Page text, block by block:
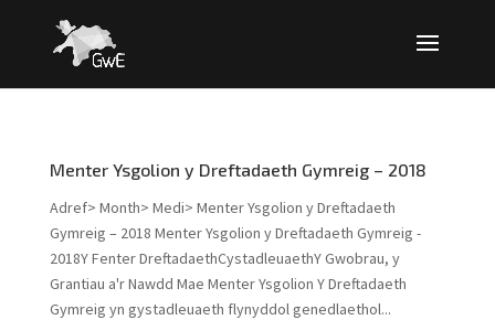
Menter Ysgolion y Dreftadaeth Gymreig – 2018
Adref> Month> Medi> Menter Ysgolion y Dreftadaeth
Gymreig – 2018 Menter Ysgolion y Dreftadaeth Gymreig -
2018Y Fenter DreftadaethCystadleuaethY Gwobrau, y
Grantiau a'r Nawdd Mae Menter Ysgolion Y Dreftadaeth
Gymreig yn gystadleuaeth flynyddol genedlaethol...